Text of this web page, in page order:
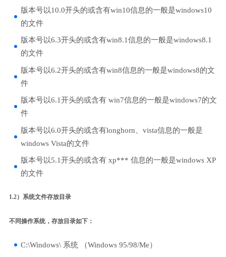
版本号以10.0开头的或含有win10信息的一般是windows10
的文件
版本号以6.3开头的或含有win8.1信息的一般是windows8.1
的文件
版本号以6.2开头的或含有win8信息的一般是windows8的文
件
版本号以6.1开头的或含有 win7信息的一般是windows7的文
件
版本号以6.0开头的或含有longhorn、vista信息的一般是
windows Vista的文件
版本号以5.1开头的或含有 xp*** 信息的一般是windows XP
的文件
1.2）系统文件存放目录
不同操作系统，存放目录如下：
C:\Windows\ 系统 （Windows 95/98/Me）